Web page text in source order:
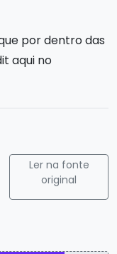
por dentro das
aqui no
Ler na fonte
original